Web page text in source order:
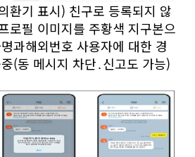
환기 표시) 친구로 등록되지 않
로필 이미지를 주황색 지구본으
과해외번호 사용자에 대한 경
(동 메시지 차단․신고도 가능)